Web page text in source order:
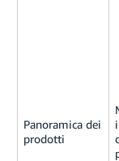
Panoramica dei
prodotti